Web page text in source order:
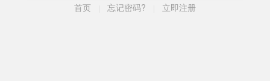
首页 忘记密码? 立即注册